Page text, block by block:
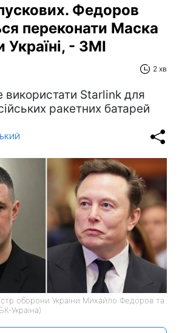
Федоров
переконати Маска
- ЗМІ
2 хв
використати Starlink для
ракетних батарей
оборони України Михайло Федоров та
Україна)